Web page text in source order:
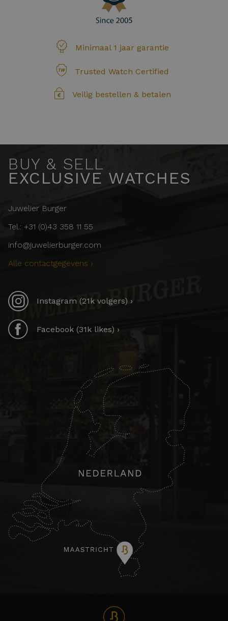
Minimaal 1 jaar garantie
Trusted Watch Certified
Veilig bestellen & betalen
BUY & SELL
EXCLUSIVE WATCHES
Juwelier Burger
Tel.: +31 (0)43 358 11 55
info@juwelierburger.com
Alle contactgegevens ›
Instagram (21k volgers) ›
Facebook (31k likes) ›